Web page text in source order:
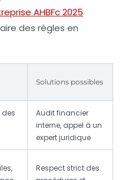
AHBFc 2025
des règles en
Solutions possibles
Audit financier
interne, appel à un
expert juridique
Respect strict des